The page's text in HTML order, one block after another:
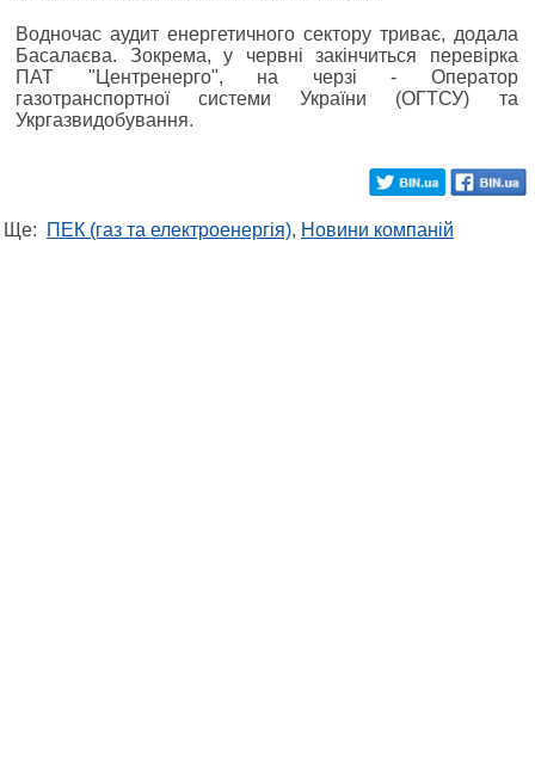
Водночас аудит енергетичного сектору триває, додала
Басалаєва. Зокрема, у червні закінчиться перевірка
ПАТ "Центренерго", на черзі - Оператор
газотранспортної системи України (ОГТСУ) та
Укргазвидобування.
Ще: ПЕК (газ та електроенергія), Новини компаній